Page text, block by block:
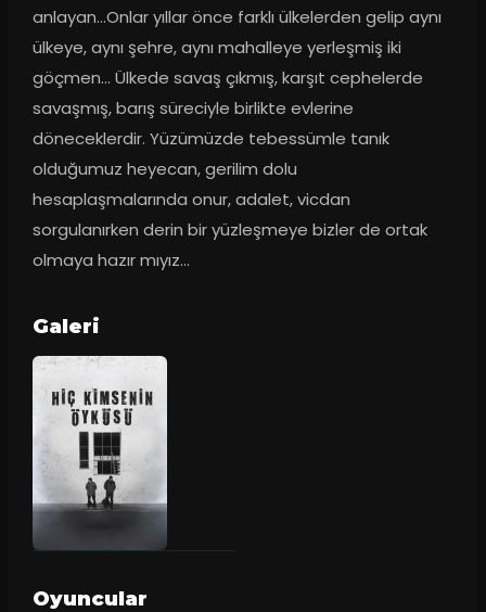
anlayan...Onlar yıllar önce farklı ülkelerden gelip aynı
ülkeye, aynı şehre, aynı mahalleye yerleşmiş iki
göçmen... Ülkede savaş çıkmış, karşıt cephelerde
savaşmış, barış süreciyle birlikte evlerine
döneceklerdir. Yüzümüzde tebessümle tanık
olduğumuz heyecan, gerilim dolu
hesaplaşmalarında onur, adalet, vicdan
sorgulanırken derin bir yüzleşmeye bizler de ortak
olmaya hazır mıyız...
Galeri
Oyuncular